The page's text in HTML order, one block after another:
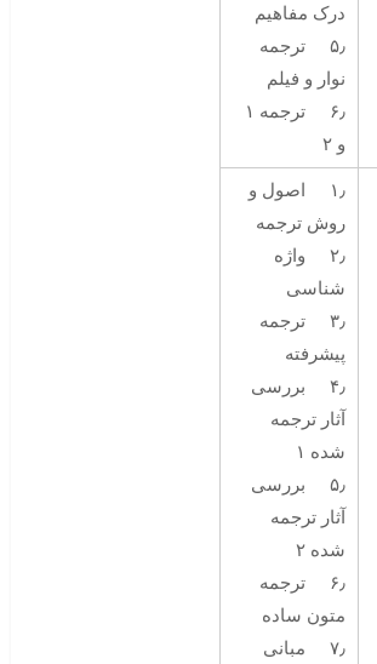
درک مفاهیم
۵٫ ترجمه
نوار و فیلم
۶٫ ترجمه ۱
و ۲
۱٫ اصول و
روش ترجمه
۲٫ واژه
شناسی
۳٫ ترجمه
پیشرفته
۴٫ بررسی
آثار ترجمه
شده ۱
۵٫ بررسی
آثار ترجمه
شده ۲
۶٫ ترجمه
متون ساده
۷٫ مبانی